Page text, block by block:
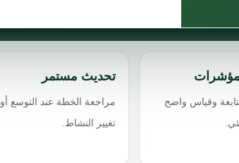
وقياس واضح
تحديث مستمر
مراجعة الخطة عند التوسع أو
تغيير النشاط.